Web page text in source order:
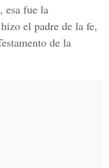
esa fue la
el padre de la fe,
de la